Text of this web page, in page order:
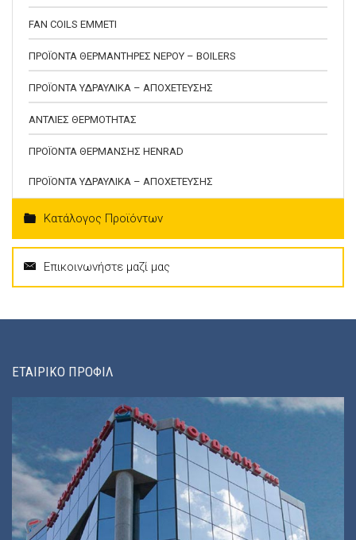
FAN COILS EMMETI
ΠΡΟΪΟΝΤΑ ΘΕΡΜΑΝΤΗΡΕΣ ΝΕΡΟΥ – BOILERS
ΠΡΟΪΟΝΤΑ ΥΔΡΑΥΛΙΚΑ – ΑΠΟΧΕΤΕΥΣΗΣ
ΑΝΤΛΙΕΣ ΘΕΡΜΟΤΗΤΑΣ
ΠΡΟΪΟΝΤΑ ΘΕΡΜΑΝΣΗΣ HENRAD
ΠΡΟΪΟΝΤΑ ΥΔΡΑΥΛΙΚΑ – ΑΠΟΧΕΤΕΥΣΗΣ
Κατάλογος Προϊόντων
Επικοινωνήστε μαζί μας
ΕΤΑΙΡΙΚΟ ΠΡΟΦΙΛ